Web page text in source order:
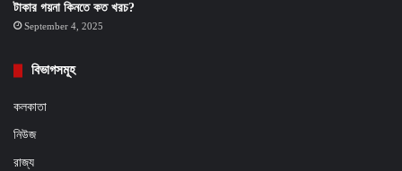
টাকার গয়না কিনতে কত খরচ?
September 4, 2025
বিভাগসমূহ
কলকাতা
নিউজ
রাজ্য